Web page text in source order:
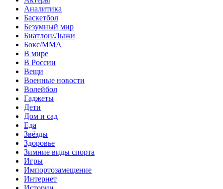
Аналитика
Баскетбол
Безумный мир
Биатлон/Лыжи
Бокс/MMA
В мире
В России
Вещи
Военные новости
Волейбол
Гаджеты
Дети
Дом и сад
Еда
Звёзды
Здоровье
Зимние виды спорта
Игры
Импортозамещение
Интернет